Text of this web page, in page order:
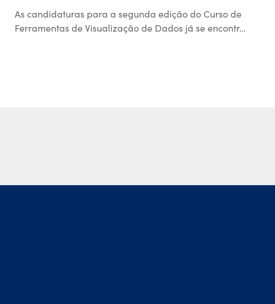
As candidaturas para a segunda edição do Curso de
Ferramentas de Visualização de Dados já se encontr…